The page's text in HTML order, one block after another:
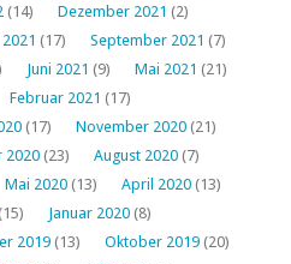
(14) Dezember 2021 (2)
(17) September 2021 (7)
Juni 2021 (9) Mai 2021 (21)
Februar 2021 (17)
(17) November 2020 (21)
2020 (23) August 2020 (7)
Mai 2020 (13) April 2020 (13)
(15) Januar 2020 (8)
2019 (13) Oktober 2019 (20)